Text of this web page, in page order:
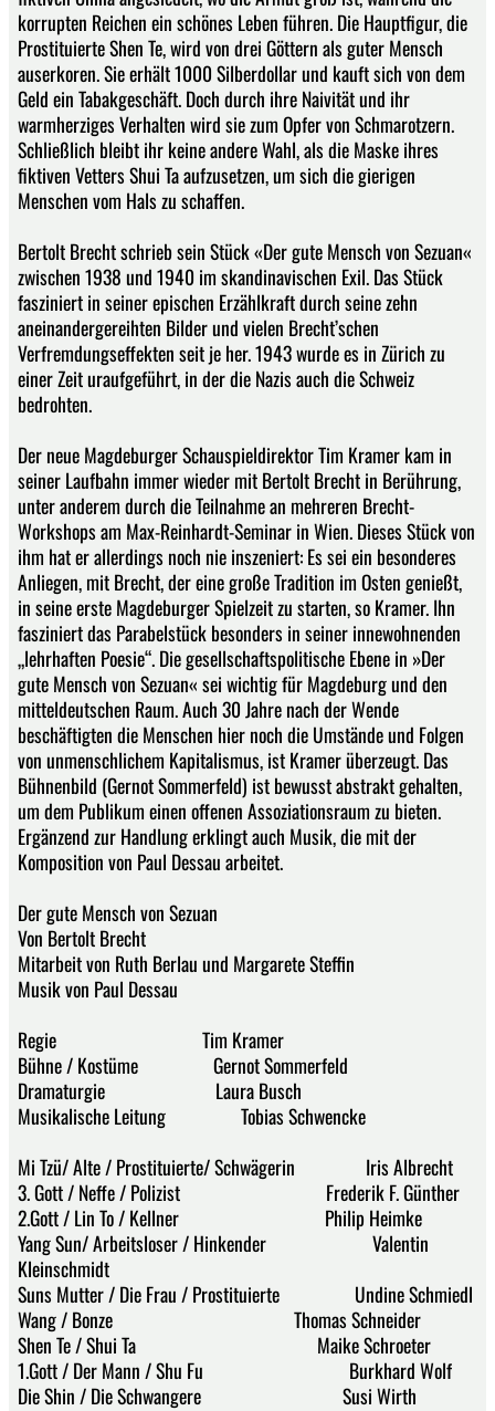
korrupten Reichen ein schönes Leben führen. Die Hauptfigur, die
Prostituierte Shen Te, wird von drei Göttern als guter Mensch
auserkoren. Sie erhält 1000 Silberdollar und kauft sich von dem
Geld ein Tabakgeschäft. Doch durch ihre Naivität und ihr
warmherziges Verhalten wird sie zum Opfer von Schmarotzern.
Schließlich bleibt ihr keine andere Wahl, als die Maske ihres
fiktiven Vetters Shui Ta aufzusetzen, um sich die gierigen
Menschen vom Hals zu schaffen.
Bertolt Brecht schrieb sein Stück «Der gute Mensch von Sezuan«
zwischen 1938 und 1940 im skandinavischen Exil. Das Stück
fasziniert in seiner epischen Erzählkraft durch seine zehn
aneinandergereihten Bilder und vielen Brecht’schen
Verfremdungseffekten seit je her. 1943 wurde es in Zürich zu
einer Zeit uraufgeführt, in der die Nazis auch die Schweiz
bedrohten.
Der neue Magdeburger Schauspieldirektor Tim Kramer kam in
seiner Laufbahn immer wieder mit Bertolt Brecht in Berührung,
unter anderem durch die Teilnahme an mehreren Brecht-
Workshops am Max-Reinhardt-Seminar in Wien. Dieses Stück von
ihm hat er allerdings noch nie inszeniert: Es sei ein besonderes
Anliegen, mit Brecht, der eine große Tradition im Osten genießt,
in seine erste Magdeburger Spielzeit zu starten, so Kramer. Ihn
fasziniert das Parabelstück besonders in seiner innewohnenden
„lehrhaften Poesie“. Die gesellschaftspolitische Ebene in »Der
gute Mensch von Sezuan« sei wichtig für Magdeburg und den
mitteldeutschen Raum. Auch 30 Jahre nach der Wende
beschäftigten die Menschen hier noch die Umstände und Folgen
von unmenschlichem Kapitalismus, ist Kramer überzeugt. Das
Bühnenbild (Gernot Sommerfeld) ist bewusst abstrakt gehalten,
um dem Publikum einen offenen Assoziationsraum zu bieten.
Ergänzend zur Handlung erklingt auch Musik, die mit der
Komposition von Paul Dessau arbeitet.
Der gute Mensch von Sezuan
Von Bertolt Brecht
Mitarbeit von Ruth Berlau und Margarete Steffin
Musik von Paul Dessau
Regie Tim Kramer
Bühne / Kostüme Gernot Sommerfeld
Dramaturgie Laura Busch
Musikalische Leitung Tobias Schwencke
Mi Tzü/ Alte / Prostituierte/ Schwägerin Iris Albrecht
3. Gott / Neffe / Polizist Frederik F. Günther
2.Gott / Lin To / Kellner Philip Heimke
Yang Sun/ Arbeitsloser / Hinkender Valentin
Kleinschmidt
Suns Mutter / Die Frau / Prostituierte Undine Schmiedl
Wang / Bonze Thomas Schneider
Shen Te / Shui Ta Maike Schroeter
1.Gott / Der Mann / Shu Fu Burkhard Wolf
Die Shin / Die Schwangere Susi Wirth